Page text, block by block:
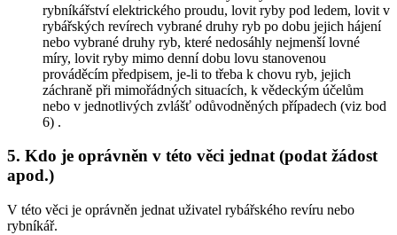
rybníkářství elektrického proudu, lovit ryby pod ledem, lovit v
rybářských revírech vybrané druhy ryb po dobu jejich hájení
nebo vybrané druhy ryb, které nedosáhly nejmenší lovné
míry, lovit ryby mimo denní dobu lovu stanovenou
prováděcím předpisem, je-li to třeba k chovu ryb, jejich
záchraně při mimořádných situacích, k vědeckým účelům
nebo v jednotlivých zvlášť odůvodněných případech (viz bod
6) .
5. Kdo je oprávněn v této věci jednat (podat žádost
apod.)
V této věci je oprávněn jednat uživatel rybářského revíru nebo
rybníkář.